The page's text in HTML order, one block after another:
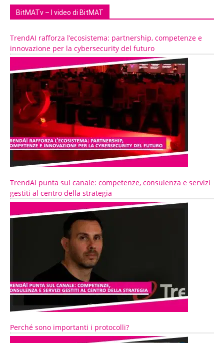
BitMATv – I video di BitMAT
TrendAI rafforza l’ecosistema: partnership, competenze e
innovazione per la cybersecurity del futuro
TrendAI punta sul canale: competenze, consulenza e servizi
gestiti al centro della strategia
Perché sono importanti i protocolli?